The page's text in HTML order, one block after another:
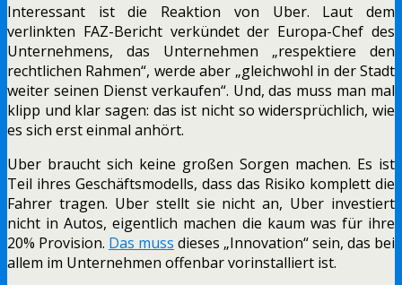
Interessant ist die Reaktion von Uber. Laut dem
verlinkten FAZ-Bericht verkündet der Europa-Chef des
Unternehmens, das Unternehmen „respektiere den
rechtlichen Rahmen“, werde aber „gleichwohl in der Stadt
weiter seinen Dienst verkaufen“. Und, das muss man mal
klipp und klar sagen: das ist nicht so widersprüchlich, wie
es sich erst einmal anhört.
Uber braucht sich keine großen Sorgen machen. Es ist
Teil ihres Geschäftsmodells, dass das Risiko komplett die
Fahrer tragen. Uber stellt sie nicht an, Uber investiert
nicht in Autos, eigentlich machen die kaum was für ihre
20% Provision. Das muss dieses „Innovation“ sein, das bei
allem im Unternehmen offenbar vorinstalliert ist.